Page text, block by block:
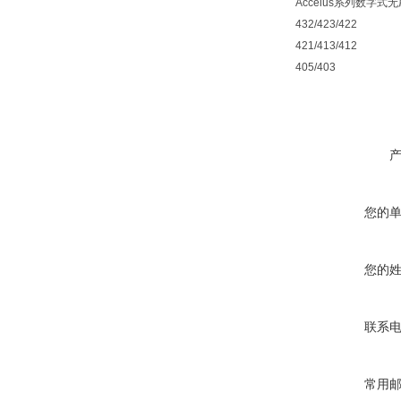
Accelus系列数字式
432/423/422
421/413/412
405/403
您的
您的
联系
常用